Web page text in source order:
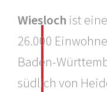
Wiesloch ist
26.000
Baden-
südlich von